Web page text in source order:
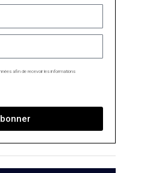
afin de recevoir les informations